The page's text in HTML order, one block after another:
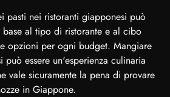
pasti nei ristoranti giapponesi può
base al tipo di ristorante e al cibo
opzioni per ogni budget. Mangiare
essere un'esperienza culinaria
vale sicuramente la pena di provare
in Giappone.